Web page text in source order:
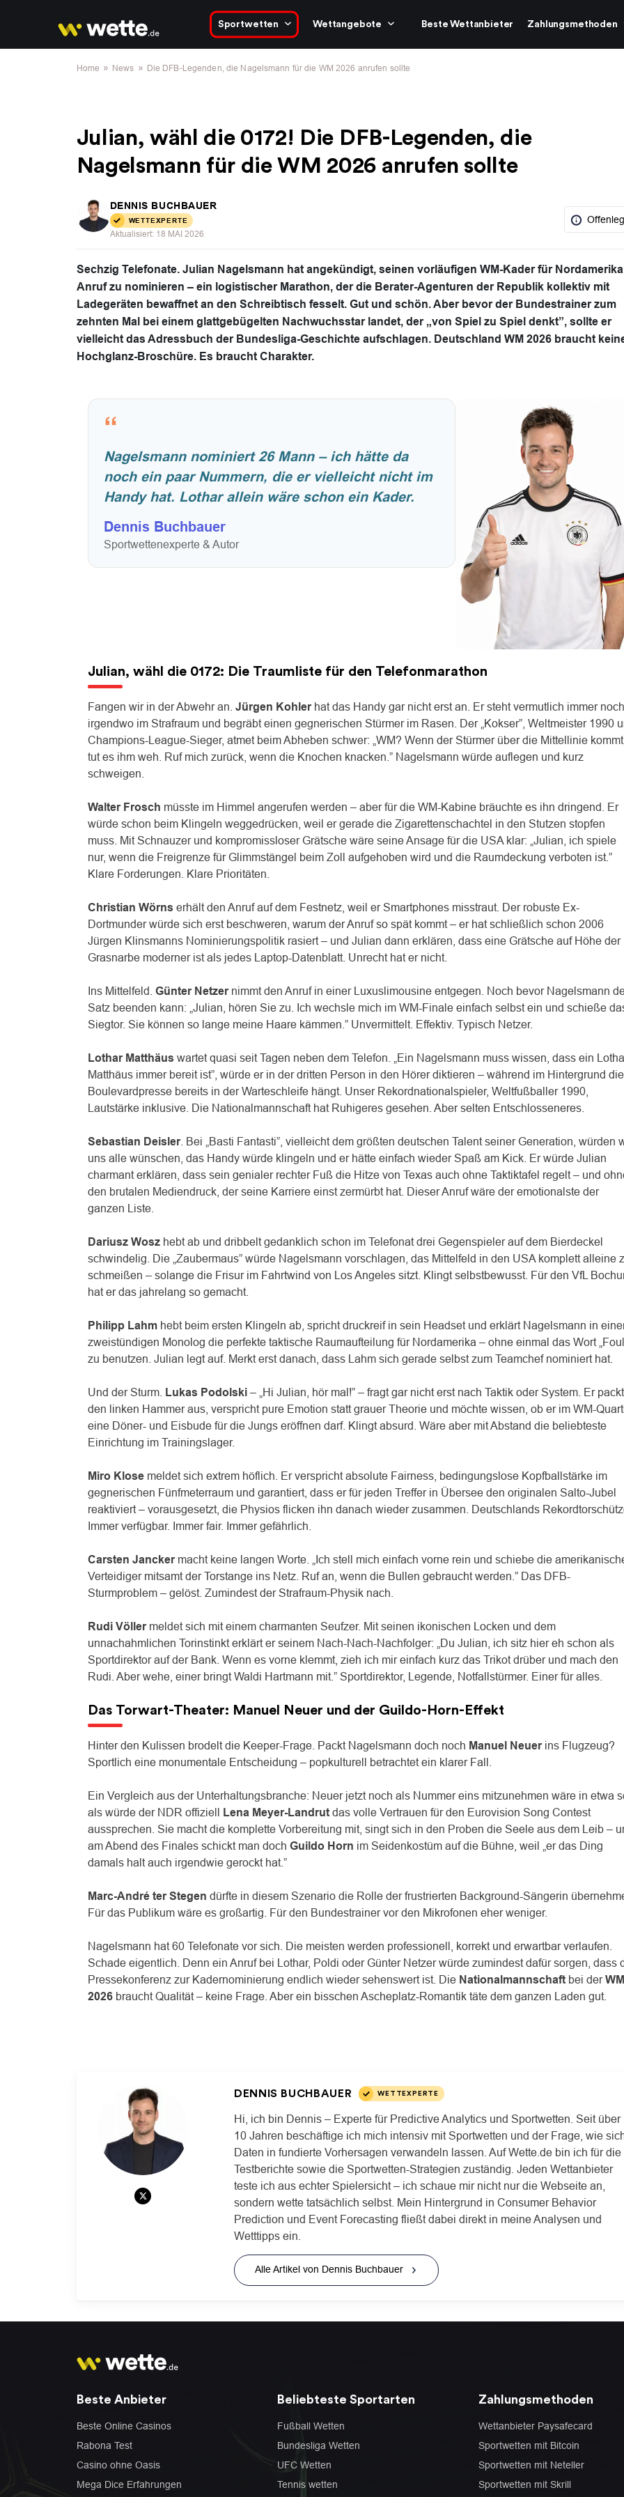
Sportwetten Wettangebote Beste Wettanbieter Zahlungsmethoden
Home » News » Die DFB-Legenden, die Nagelsmann für die WM 2026 anrufen sollte
Julian, wähl die 0172! Die DFB-Legenden, die
Nagelsmann für die WM 2026 anrufen sollte
DENNIS BUCHBAUER
WETTEXPERTE
Aktualisiert: 18 MAI 2026
Sechzig Telefonate. Julian Nagelsmann hat angekündigt, seinen vorläufigen WM-Kader für
Anruf zu nominieren – ein logistischer Marathon, der die Berater-Agenturen der Republik kollektiv mit
Ladegeräten bewaffnet an den Schreibtisch fesselt. Gut und schön. Aber bevor der Bundestrainer zum
zehnten Mal bei einem glattgebügelten Nachwuchsstar landet, der „von Spiel zu Spiel denkt”, sollte er
vielleicht das Adressbuch der Bundesliga-Geschichte aufschlagen. Deutschland WM 2026 braucht
Hochglanz-Broschüre. Es braucht Charakter.
“
Nagelsmann nominiert 26 Mann – ich hätte da
noch ein paar Nummern, die er vielleicht nicht im
Handy hat. Lothar allein wäre schon ein Kader.
Dennis Buchbauer
Sportwettenexperte & Autor
Julian, wähl die 0172: Die Traumliste für den Telefonmarathon
Fangen wir in der Abwehr an. Jürgen Kohlerhat das Handy gar nicht erst an. Er steht vermutlich immer noch
irgendwo im Strafraum und begräbt einen gegnerischen Stürmer im Rasen. Der „Kokser”, Weltmeister 1990
Champions-League-Sieger, atmet beim Abheben schwer: „WM? Wenn der Stürmer über die Mittellinie kommt,
tut es ihm weh. Ruf mich zurück, wenn die Knochen knacken.” Nagelsmann würde auflegen und kurz
schweigen.
Walter Frosch müsste im Himmel angerufen werden – aber für die WM-Kabine bräuchte es ihn dringend. Er
würde schon beim Klingeln weggedrücken, weil er gerade die Zigarettenschachtel in den Stutzen stopfen
muss. Mit Schnauzer und kompromissloser Grätsche wäre seine Ansage für die USA klar: „Julian, ich spiele
nur, wenn die Freigrenze für Glimmstängel beim Zoll aufgehoben wird und die Raumdeckung verboten ist.”
Klare Forderungen. Klare Prioritäten.
Christian Wörns erhält den Anruf auf dem Festnetz, weil er Smartphones misstraut. Der robuste Ex-
Dortmunder würde sich erst beschweren, warum der Anruf so spät kommt – er hat schließlich schon 2006
Jürgen Klinsmanns Nominierungspolitik rasiert – und Julian dann erklären, dass eine Grätsche auf Höhe der
Grasnarbe moderner ist als jedes Laptop-Datenblatt. Unrecht hat er nicht.
Ins Mittelfeld. Günter Netzernimmt den Anruf in einer Luxuslimousine entgegen. Noch bevor Nagelsmann
Satz beenden kann: „Julian, hören Sie zu. Ich wechsle mich im WM-Finale einfach selbst ein und schieße
Siegtor. Sie können so lange meine Haare kämmen.” Unvermittelt. Effektiv. Typisch Netzer.
Lothar Matthäus wartet quasi seit Tagen neben dem Telefon. „Ein Nagelsmann muss wissen, dass ein
Matthäus immer bereit ist”, würde er in der dritten Person in den Hörer diktieren – während im Hintergrund die
Boulevardpresse bereits in der Warteschleife hängt. Unser Rekordnationalspieler, Weltfußballer 1990,
Lautstärke inklusive. Die Nationalmannschaft hat Ruhigeres gesehen. Aber selten Entschlosseneres.
Sebastian Deisler. Bei „Basti Fantasti”, vielleicht dem größten deutschen Talent seiner Generation, würden
uns alle wünschen, das Handy würde klingeln und er hätte einfach wieder Spaß am Kick. Er würde Julian
charmant erklären, dass sein genialer rechter Fuß die Hitze von Texas auch ohne Taktiktafel regelt – und
den brutalen Mediendruck, der seine Karriere einst zermürbt hat. Dieser Anruf wäre der emotionalste der
ganzen Liste.
Dariusz Woszhebt ab und dribbelt gedanklich schon im Telefonat drei Gegenspieler auf dem Bierdeckel
schwindelig. Die „Zaubermaus” würde Nagelsmann vorschlagen, das Mittelfeld in den USA komplett alleine
schmeißen – solange die Frisur im Fahrtwind von Los Angeles sitzt. Klingt selbstbewusst. Für den VfL
hat er das jahrelang so gemacht.
Philipp Lahmhebt beim ersten Klingeln ab, spricht druckreif in sein Headset und erklärt Nagelsmann in
zweistündigen Monolog die perfekte taktische Raumaufteilung für Nordamerika – ohne einmal das Wort
zu benutzen. Julian legt auf. Merkt erst danach, dass Lahm sich gerade selbst zum Teamchef nominiert hat.
Und der Sturm. Lukas Podolski– „Hi Julian, hör mal!” – fragt gar nicht erst nach Taktik oder System. Er packt
den linken Hammer aus, verspricht pure Emotion statt grauer Theorie und möchte wissen, ob er im WM-
eine Döner- und Eisbude für die Jungs eröffnen darf. Klingt absurd. Wäre aber mit Abstand die beliebteste
Einrichtung im Trainingslager.
Miro Klosemeldet sich extrem höflich. Er verspricht absolute Fairness, bedingungslose Kopfballstärke im
gegnerischen Fünfmeterraum und garantiert, dass er für jeden Treffer in Übersee den originalen Salto-Jubel
reaktiviert – vorausgesetzt, die Physios flicken ihn danach wieder zusammen. Deutschlands
Immer verfügbar. Immer fair. Immer gefährlich.
Carsten Janckermacht keine langen Worte. „Ich stell mich einfach vorne rein und schiebe die
Verteidiger mitsamt der Torstange ins Netz. Ruf an, wenn die Bullen gebraucht werden.” Das DFB-
Sturmproblem – gelöst. Zumindest der Strafraum-Physik nach.
Rudi Völlermeldet sich mit einem charmanten Seufzer. Mit seinen ikonischen Locken und dem
unnachahmlichen Torinstinkt erklärt er seinem Nach-Nach-Nachfolger: „Du Julian, ich sitz hier eh schon als
Sportdirektor auf der Bank. Wenn es vorne klemmt, zieh ich mir einfach kurz das Trikot drüber und mach den
Rudi. Aber wehe, einer bringt Waldi Hartmann mit.” Sportdirektor, Legende, Notfallstürmer. Einer für alles.
Das Torwart-Theater: Manuel Neuer und der Guildo-Horn-Effekt
Hinter den Kulissen brodelt die Keeper-Frage. Packt Nagelsmann doch noch Manuel Neuerins Flugzeug?
Sportlich eine monumentale Entscheidung – popkulturell betrachtet ein klarer Fall.
Ein Vergleich aus der Unterhaltungsbranche: Neuer jetzt noch als Nummer eins mitzunehmen wäre in etwa
als würde der NDR offiziell
Lena Meyer-Landrutdas volle Vertrauen für den Eurovision Song Contest
aussprechen. Sie macht die komplette Vorbereitung mit, singt sich in den Proben die Seele aus dem Leib –
am Abend des Finales schickt man doch Guildo Horn im Seidenkostüm auf die Bühne, weil „er das Ding
damals halt auch irgendwie gerockt hat.”
Marc-André ter Stegen dürfte in diesem Szenario die Rolle der frustrierten Background-Sängerin
Für das Publikum wäre es großartig. Für den Bundestrainer vor den Mikrofonen eher weniger.
Nagelsmann hat 60 Telefonate vor sich. Die meisten werden professionell, korrekt und erwartbar verlaufen.
Schade eigentlich. Denn ein Anruf bei Lothar, Poldi oder Günter Netzer würde zumindest dafür sorgen, dass
Pressekonferenz zur Kadernominierung endlich wieder sehenswert ist. Die Nationalmannschaftbei derWM
2026braucht Qualität – keine Frage. Aber ein bisschen Ascheplatz-Romantik täte dem ganzen Laden gut.
DENNIS BUCHBAUER WETTEXPERTE
Hi, ich bin Dennis – Experte für Predictive Analytics und Sportwetten. Seit über
10 Jahren beschäftige ich mich intensiv mit Sportwetten und der Frage, wie
Daten in fundierte Vorhersagen verwandeln lassen. Auf Wette.de bin ich für die
Testberichte sowie die Sportwetten-Strategien zuständig. Jeden Wettanbieter
teste ich aus echter Spielersicht – ich schaue mir nicht nur die Webseite an,
sondern wette tatsächlich selbst. Mein Hintergrund in Consumer Behavior
Prediction und Event Forecasting fließt dabei direkt in meine Analysen und
Wetttipps ein.
Alle Artikel von Dennis Buchbauer
Beste Anbieter
Beste Online Casinos
Rabona Test
Casino ohne Oasis
Mega Dice Erfahrungen
Beliebteste Sportarten
Fußball Wetten
Bundesliga Wetten
UFC Wetten
Tennis wetten
Zahlungsmethoden
Wettanbieter Paysafecard
Sportwetten mit Bitcoin
Sportwetten mit Neteller
Sportwetten mit Skrill